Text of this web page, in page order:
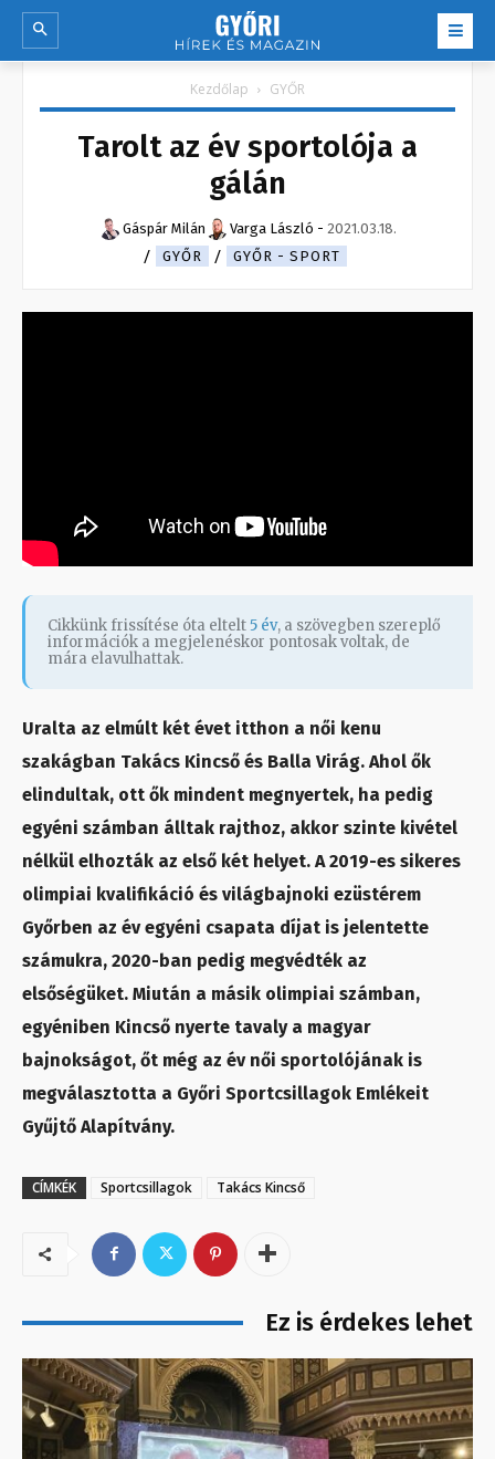
Kezdőlap GYŐR
Tarolt az év sportolója a
gálán
Gáspár Milán Varga László - 2021.03.18.
GYŐR
GYŐR - SPORT
Cikkünk frissítése óta eltelt5 év, a szövegben szereplő
információk a megjelenéskor pontosak voltak, de
mára elavulhattak.
Uralta az elmúlt két évet itthon a női kenu
szakágban Takács Kincső és Balla Virág. Ahol ők
elindultak, ott ők mindent megnyertek, ha pedig
egyéni számban álltak rajthoz, akkor szinte kivétel
nélkül elhozták az első két helyet. A 2019-es sikeres
olimpiai kvalifikáció és világbajnoki ezüstérem
Győrben az év egyéni csapata díjat is jelentette
számukra, 2020-ban pedig megvédték az
elsőségüket. Miután a másik olimpiai számban,
egyéniben Kincső nyerte tavaly a magyar
bajnokságot, őt még az év női sportolójának is
megválasztotta a Győri Sportcsillagok Emlékeit
Gyűjtő Alapítvány.
CÍMKÉK Sportcsillagok Takács Kincső
Ez is érdekes lehet